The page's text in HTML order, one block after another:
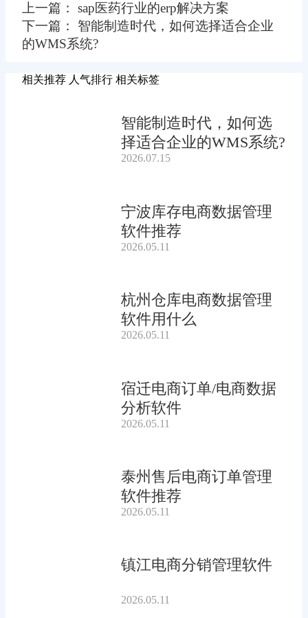
上一篇： sap医药行业的erp解决方案
下一篇： 智能制造时代，如何选择适合企业
的WMS系统?
相关推荐 人气排行 相关标签
智能制造时代，如何选
择适合企业的WMS系统?
2026.07.15
宁波库存电商数据管理
软件推荐
2026.05.11
杭州仓库电商数据管理
软件用什么
2026.05.11
宿迁电商订单/电商数据
分析软件
2026.05.11
泰州售后电商订单管理
软件推荐
2026.05.11
镇江电商分销管理软件
2026.05.11